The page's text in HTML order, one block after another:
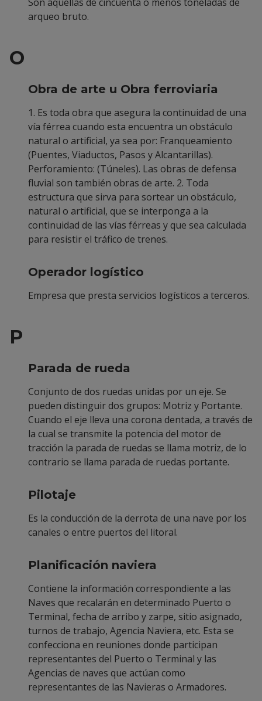
arqueo bruto.
O
Obra de arte u Obra ferroviaria
1. Es toda obra que asegura la continuidad de una
vía férrea cuando esta encuentra un obstáculo
natural o artificial, ya sea por: Franqueamiento
(Puentes, Viaductos, Pasos y Alcantarillas).
Perforamiento: (Túneles). Las obras de defensa
fluvial son también obras de arte. 2. Toda
estructura que sirva para sortear un obstáculo,
natural o artificial, que se interponga a la
continuidad de las vías férreas y que sea calculada
para resistir el tráfico de trenes.
Operador logístico
Empresa que presta servicios logísticos a terceros.
P
Parada de rueda
Conjunto de dos ruedas unidas por un eje. Se
pueden distinguir dos grupos: Motriz y Portante.
Cuando el eje lleva una corona dentada, a través de
la cual se transmite la potencia del motor de
tracción la parada de ruedas se llama motriz, de lo
contrario se llama parada de ruedas portante.
Pilotaje
Es la conducción de la derrota de una nave por los
canales o entre puertos del litoral.
Planificación naviera
Contiene la información correspondiente a las
Naves que recalarán en determinado Puerto o
Terminal, fecha de arribo y zarpe, sitio asignado,
turnos de trabajo, Agencia Naviera, etc. Esta se
confecciona en reuniones donde participan
representantes del Puerto o Terminal y las
Agencias de naves que actúan como
representantes de las Navieras o Armadores.